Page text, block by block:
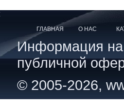
ГЛАВНАЯ О НАС
Информация на
публичной
© 2005-2026,